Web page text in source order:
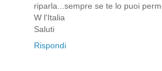
riparla...sempre se te lo puoi
W l'Italia
Saluti
Rispondi